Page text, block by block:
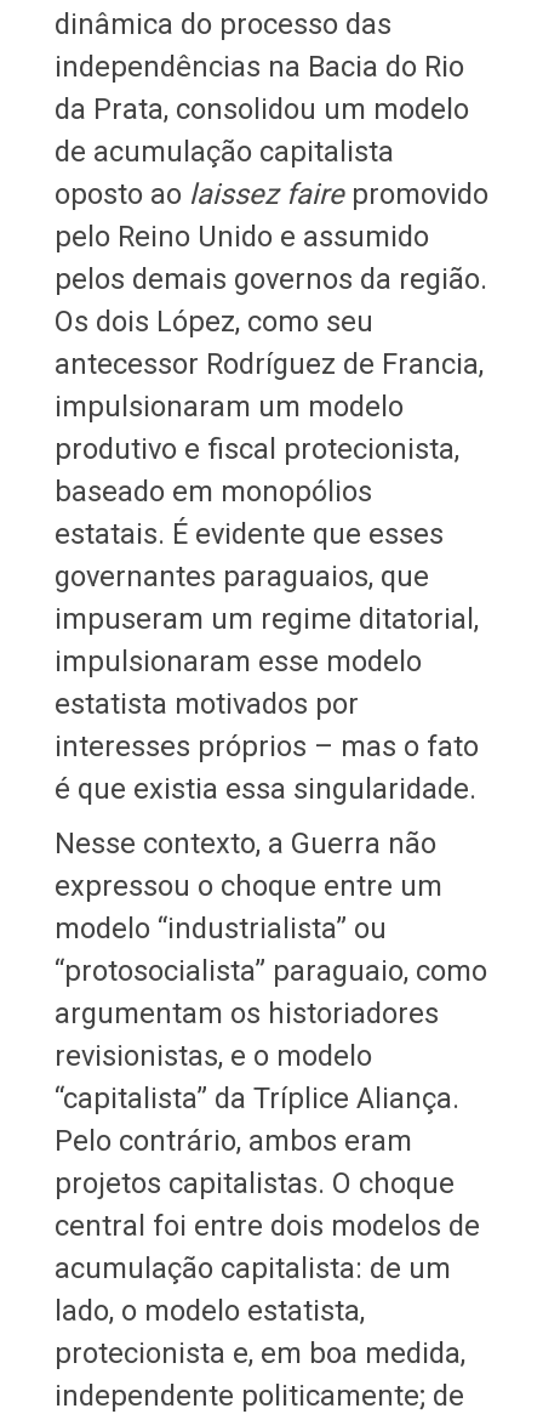
dinâmica do processo das
independências na Bacia do Rio
da Prata, consolidou um modelo
de acumulação capitalista
oposto ao laissez fairepromovido
pelo Reino Unido e assumido
pelos demais governos da região.
Os dois López, como seu
antecessor Rodríguez de Francia,
impulsionaram um modelo
produtivo e fiscal protecionista,
baseado em monopólios
estatais. É evidente que esses
governantes paraguaios, que
impuseram um regime ditatorial,
impulsionaram esse modelo
estatista motivados por
interesses próprios – mas o fato
é que existia essa singularidade.
Nesse contexto, a Guerra não
expressou o choque entre um
modelo “industrialista” ou
“protosocialista” paraguaio, como
argumentam os historiadores
revisionistas, e o modelo
“capitalista” da Tríplice Aliança.
Pelo contrário, ambos eram
projetos capitalistas. O choque
central foi entre dois modelos de
acumulação capitalista: de um
lado, o modelo estatista,
protecionista e, em boa medida,
independente politicamente; de